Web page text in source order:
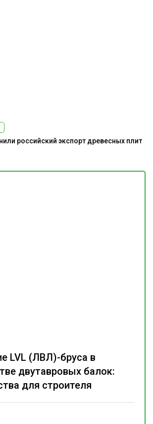
LVL (ЛВЛ)-бруса в
двутавровых балок:
для строителя
российский экспорт древесных плит